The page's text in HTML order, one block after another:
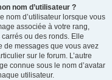
nom d’utilisateur ?
nom d’utilisateur lorsque vous
associée à votre rang,
ou des ronds. Elle
de messages que vous avez
sur le forum. L’autre
connue sous le nom d’avatar
utilisateur.